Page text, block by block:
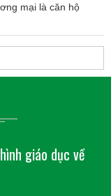
mại là căn hộ
giáo dục về